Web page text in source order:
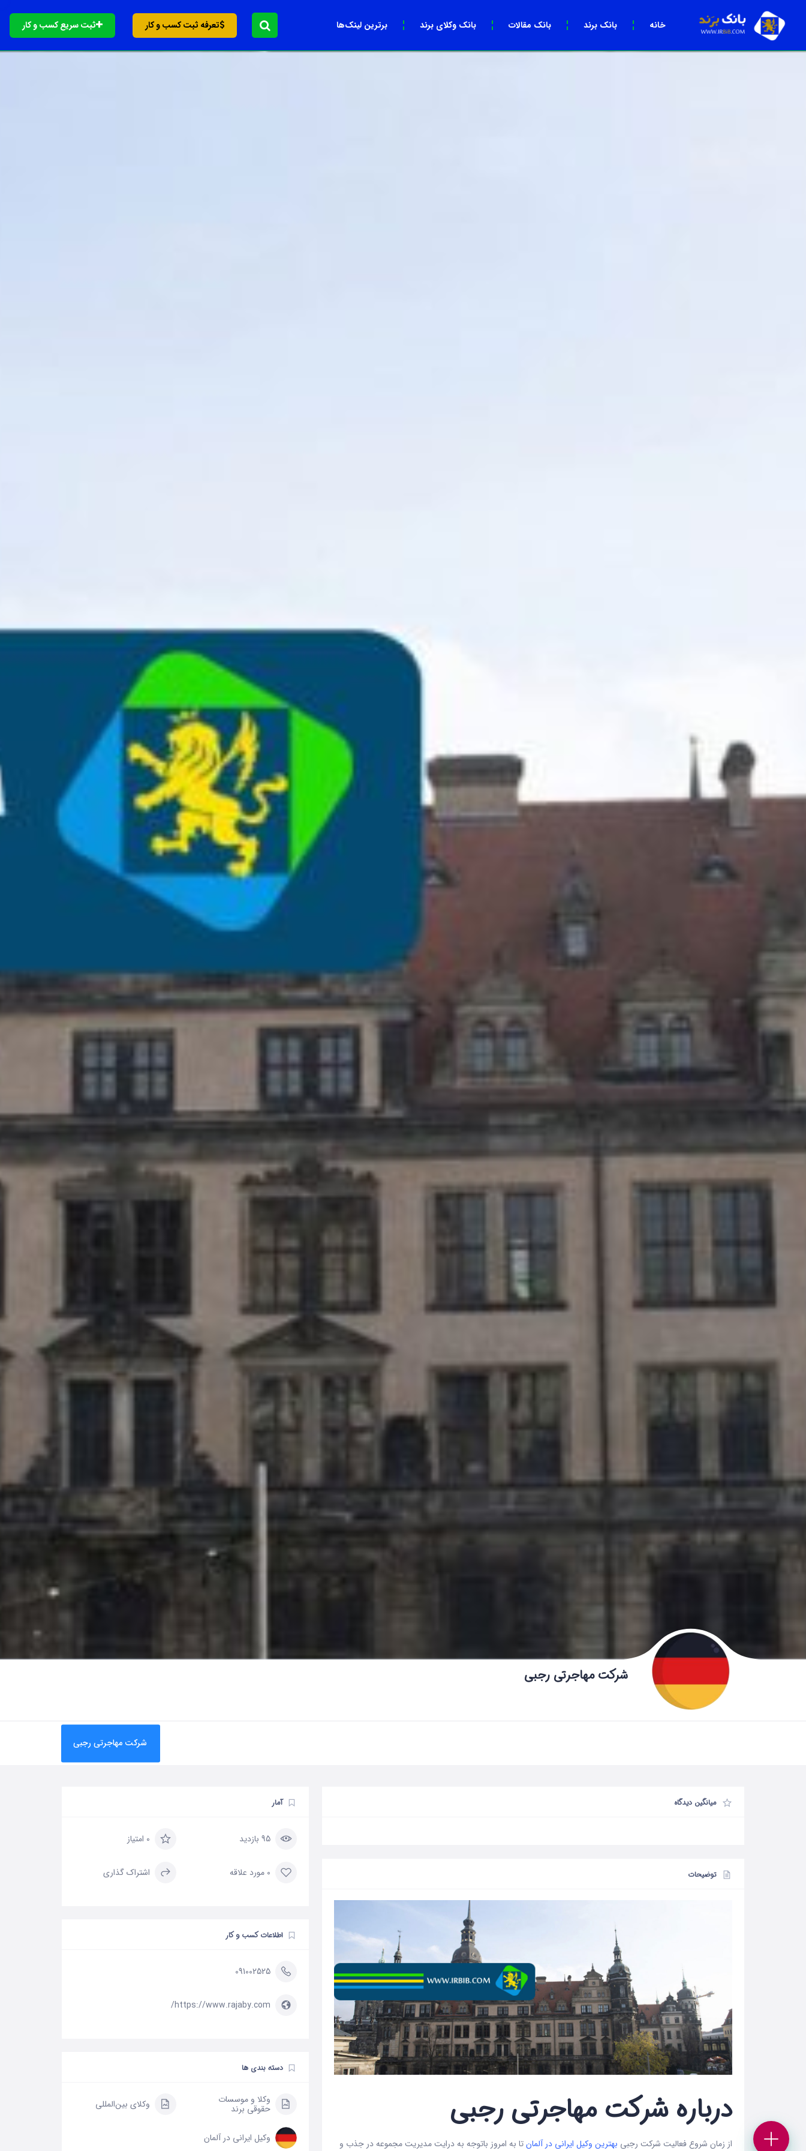
خانه بانک برند بانک مقالات بانک وکلای برند برترین لینک‌ها تعرفه ثبت کسب و کار ثبت سریع کسب و کار
شرکت مهاجرتی رجبی
شرکت مهاجرتی رجبی
میانگین دیدگاه
توضیحات
درباره شرکت مهاجرتی رجبی
از زمان شروع فعالیت شرکت رجبی بهترین وکیل ایرانی در آلمانتا به امروز باتوجه به درایت مدیریت مجموعه در جذب و
آمار
95 بازدید 0 امتیاز
0 مورد علاقه اشتراک گذاری
اطلاعات کسب و کار
091002525
https://www.rajaby.com/
دسته بندی ها
وکلا و موسسات
حقوقی برند وکلای بین‌المللی
وکیل ایرانی در آلمان